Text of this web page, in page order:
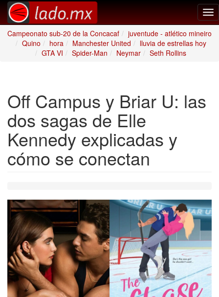
Campeonato sub-20 de la Concacaf
juventude - atlético mineiro
Quino
hora Manchester United
lluvia de estrellas hoy
GTA VI
Spider-Man Neymar Seth Rollins
Off Campus y Briar U: las
dos sagas de Elle
Kennedy explicadas y
cómo se conectan